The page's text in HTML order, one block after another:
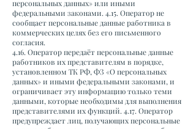
персональных данных» или иными
федеральными законами. 4.15. Оператор не
сообщает персональные данные работника в
коммерческих целях без его письменного
согласия.
4.16. Оператор передаёт персональные данные
работников их представителям в порядке,
установленном ТК РФ, ФЗ «О персональных
данных» и иными федеральными законами, и
ограничивает эту информацию только теми
данными, которые необходимы для выполнения
представителями их функций. 4.17. Оператор
предупреждает лиц, получающих персональные